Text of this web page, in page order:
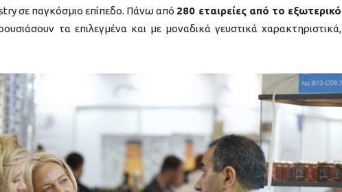
σε παγκόσμιο επίπεδο. Πάνω από 280 εταιρείες από το εξωτερικό
τα επιλεγμένα και με μοναδικά γευστικά χαρακτηριστικά,